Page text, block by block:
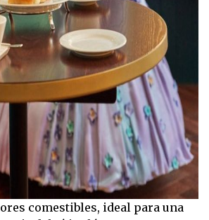
comestibles, ideal para una